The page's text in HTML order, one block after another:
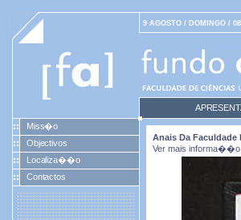
9 AGOSTO / DOMINGO /
Miss�o
Objectivos
Localiza��o
Contactos
Anais Da Faculdade
Ver mais informa��o